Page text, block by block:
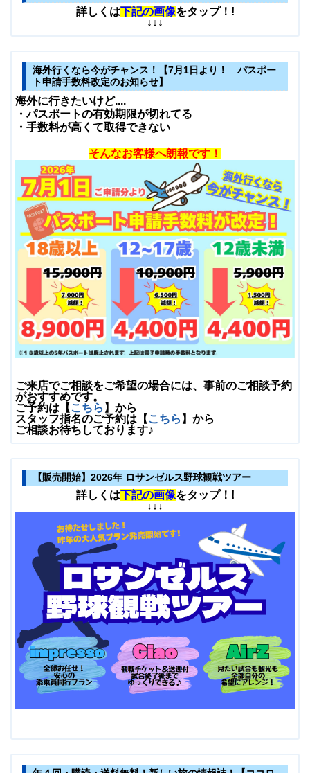
詳しくは下記の画像をタップ！!
↓↓↓
海外行くなら今がチャンス！【7月1日より！ パスポー
ト申請手数料改定のお知らせ】
海外に行きたいけど....
・パスポートの有効期限が切れてる
・手数料が高くて取得できない
そんなお客様へ朗報です！
ご来店でご相談をご希望の場合には、事前のご相談予約
がおすすめです。
ご予約は【 こちら 】から
スタッフ指名のご予約は【 こちら 】から
ご相談お待ちしております♪
【販売開始】2026年 ロサンゼルス野球観戦ツアー
詳しくは下記の画像をタップ！!
↓↓↓